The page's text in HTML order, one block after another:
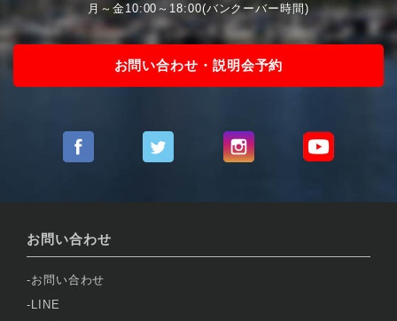
月～金10:00～18:00(バンクーバー時間)
お問い合わせ・説明会予約
お問い合わせ
お問い合わせ
LINE